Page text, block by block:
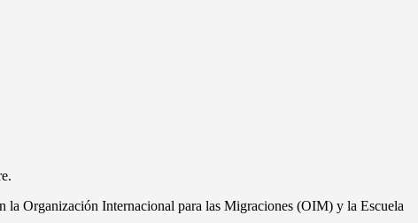
la Organización Internacional para las Migraciones (OIM) y la Escuela